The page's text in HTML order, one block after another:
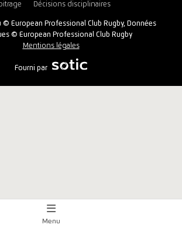
Décisions disciplinaires
European Professional Club Rugby, Données
© European Professional Club Rugby
Mentions légales
Fourni par
Menu